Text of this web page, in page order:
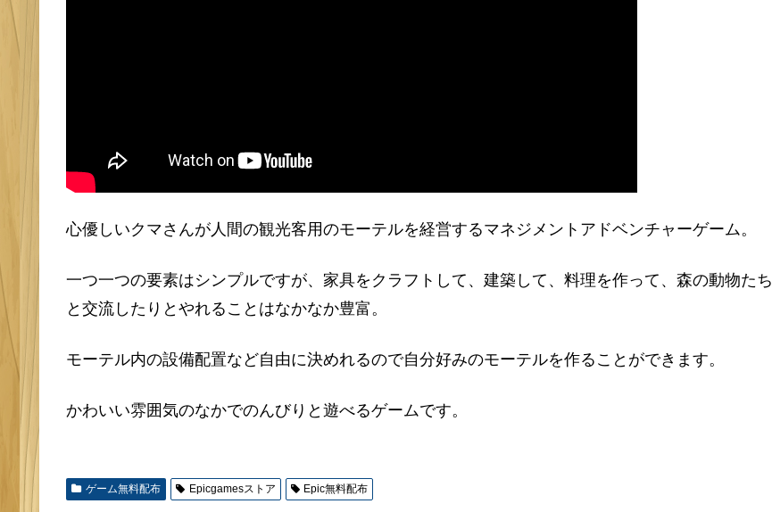
心優しいクマさんが人間の観光客用のモーテルを経営するマネジメントアドベンチャーゲーム。
一つ一つの要素はシンプルですが、家具をクラフトして、建築して、料理を作って、森の動物たち
と交流したりとやれることはなかなか豊富。
モーテル内の設備配置など自由に決めれるので自分好みのモーテルを作ることができます。
かわいい雰囲気のなかでのんびりと遊べるゲームです。
ゲーム無料配布 Epicgamesストア Epic無料配布